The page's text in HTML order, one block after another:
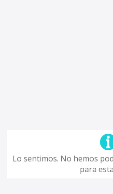
Lo sentimos. No hemos
para